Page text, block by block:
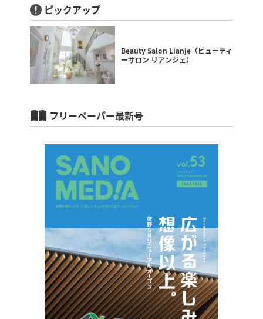
ピックアップ
Beauty Salon Lianje（ビューティ
ーサロン リアンジェ）
フリーペーパー最新号